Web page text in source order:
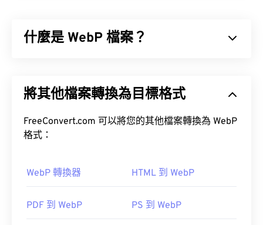
適合用於圖標或圖標設計。 PNG 也支援具有更好透
PNG 轉 JPG
PNG 轉 BMP
其他程序，例如GIMP或Adobe Photoshop，也可用
於開啟和編輯 PNG 檔案。 PNG 檔案比其他檔案類型
什麼是 WebP 檔案？
圖片比JPEG (JPG)和便攜式網路圖形 (PNG)
檔案小
應用程式上載入速度很快。
開啟 WebP 檔案的預設程式是Google Chrome
將其他檔案轉換為目標格式
FreeConvert.com 可以將您的其他檔案轉換為 WebP
格式：
WebP 轉換器 HTML 到 WebP
PDF 到 WebP PS 到 WebP